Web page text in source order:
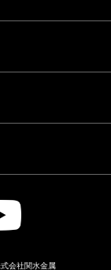
会社関水金属